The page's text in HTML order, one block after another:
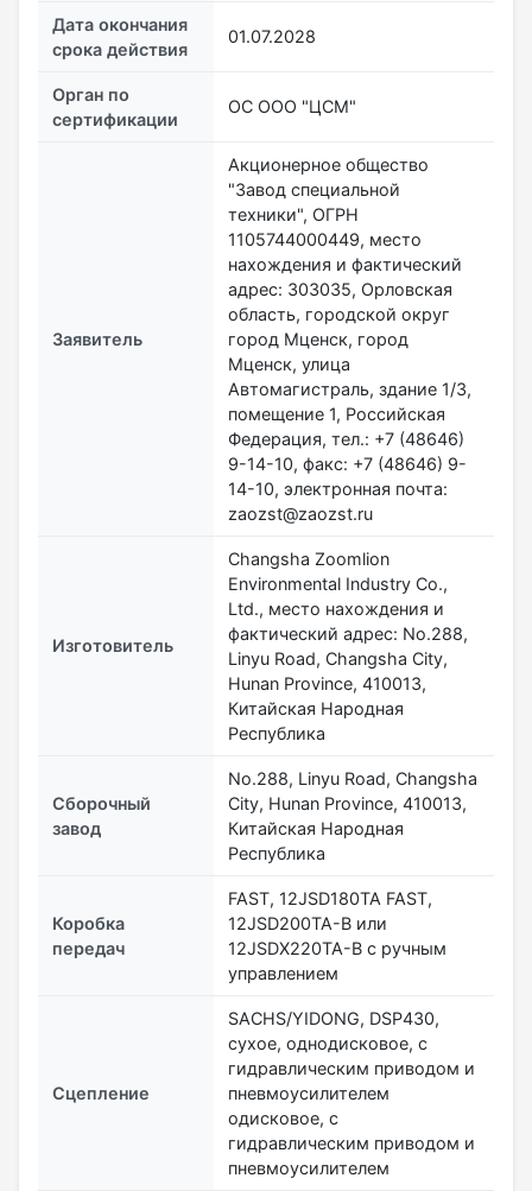
Дата окончания
срока действия
01.07.2028
Орган по
сертификации
ОС ООО "ЦСМ"
Заявитель
Акционерное общество
"Завод специальной
техники", ОГРН
1105744000449, место
нахождения и фактический
адрес: 303035, Орловская
область, городской округ
город Мценск, город
Мценск, улица
Автомагистраль, здание 1/3,
помещение 1, Российская
Федерация, тел.: +7 (48646)
9-14-10​​​​​​​, факс: +7 (48646) 9-
14-10, электронная почта:
zaozst@zaozst.ru
Изготовитель
Changsha Zoomlion
Environmental Industry Co.,
Ltd., место нахождения и
фактический адрес: No.288,
Linyu Road, Changsha City,
Hunan Province, 410013,
Китайская Народная
Республика
Сборочный
завод
No.288, Linyu Road, Changsha
City, Hunan Province, 410013,
Китайская Народная
Республика
Коробка
передач
FAST, 12JSD180TA FAST,
12JSD200TA-B или
12JSDX220TA-B с ручным
управлением
Сцепление
SACHS/YIDONG, DSP430,
сухое, однодисковое, с
гидравлическим приводом и
пневмоусилителем
одисковое, с
гидравлическим приводом и
пневмоусилителем